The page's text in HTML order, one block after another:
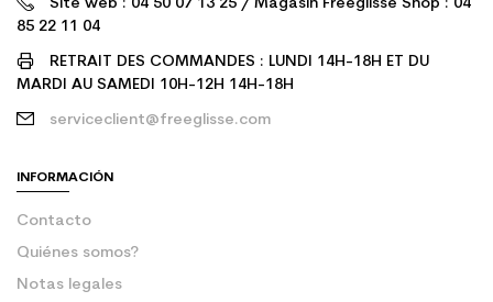
Site web : 04 50 07 13 25 / Magasin Freeglisse Shop : 04
85 22 11 04
RETRAIT DES COMMANDES : LUNDI 14H-18H ET DU
MARDI AU SAMEDI 10H-12H 14H-18H
serviceclient@freeglisse.com
INFORMACIÓN
Contacto
Quiénes somos?
Notas legales